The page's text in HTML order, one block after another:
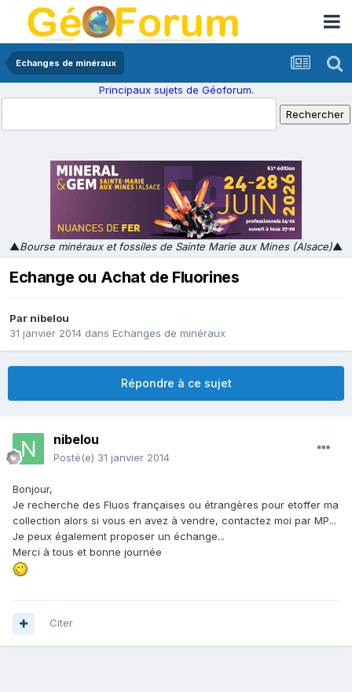
Echanges de minéraux
Principaux sujets de Géoforum.
▲Bourse minéraux et fossiles de Sainte Marie aux Mines (Alsace)▲
Echange ou Achat de Fluorines
Par nibelou
31 janvier 2014 dans Echanges de minéraux
Répondre à ce sujet
nibelou
Posté(e) 31 janvier 2014
Bonjour,
Je recherche des Fluos françaises ou étrangères pour etoffer ma
collection alors si vous en avez à vendre, contactez moi par MP...
Je peux également proposer un échange...
Merci à tous et bonne journée
Citer